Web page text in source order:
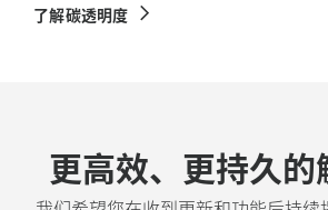
了解碳透明度
更高效、更持久的